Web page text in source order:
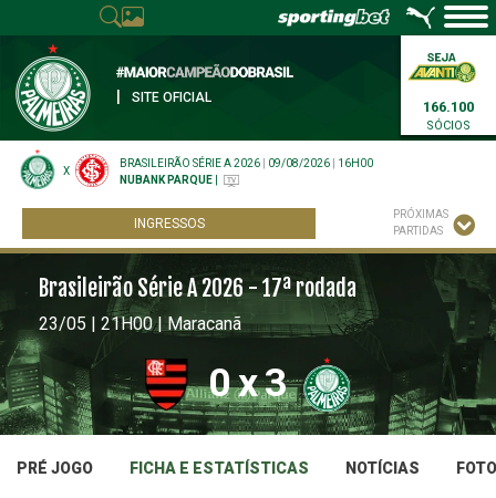
SITE OFICIAL
166.100
SÓCIOS
X
BRASILEIRÃO SÉRIE A 2026 09/08/2026
16H00
NUBANK PARQUE
INGRESSOS
PRÓXIMAS
PARTIDAS
Brasileirão Série A 2026 - 17ª rodada
23/05 | 21H00 | Maracanã
0x3
PRÉ JOGO FICHA E ESTATÍSTICAS NOTÍCIAS